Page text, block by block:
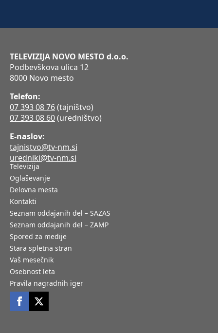
TELEVIZIJA NOVO MESTO d.o.o.
Podbevškova ulica 12
8000 Novo mesto
Telefon:
07 393 08 76(tajništvo)
07 393 08 60(uredništvo)
E-naslov:
tajnistvo@tv-nm.si
uredniki@tv-nm.si
Televizija
Oglaševanje
Delovna mesta
Kontakti
Seznam oddajanih del – SAZAS
Seznam oddajanih del – ZAMP
Spored za medije
Stara spletna stran
Vaš mesečnik
Osebnost leta
Pravila nagradnih iger